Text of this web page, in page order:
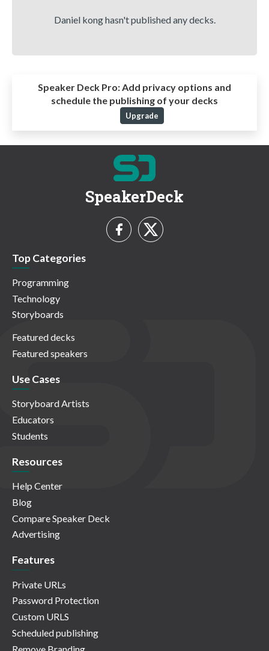
Daniel kong hasn't published any decks.
Speaker Deck Pro:Add privacy options and
schedule the publishing of your decks
Upgrade
SpeakerDeck
Top Categories
Programming
Technology
Storyboards
Featured decks
Featured speakers
Use Cases
Storyboard Artists
Educators
Students
Resources
Help Center
Blog
Compare Speaker Deck
Advertising
Features
Private URLs
Password Protection
Custom URLS
Scheduled publishing